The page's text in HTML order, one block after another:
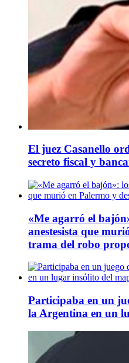
El juez Casanello
secreto fiscal y
«Me agarró el
anestesista que
trama del robo
Participaba en un
la Argentina en un